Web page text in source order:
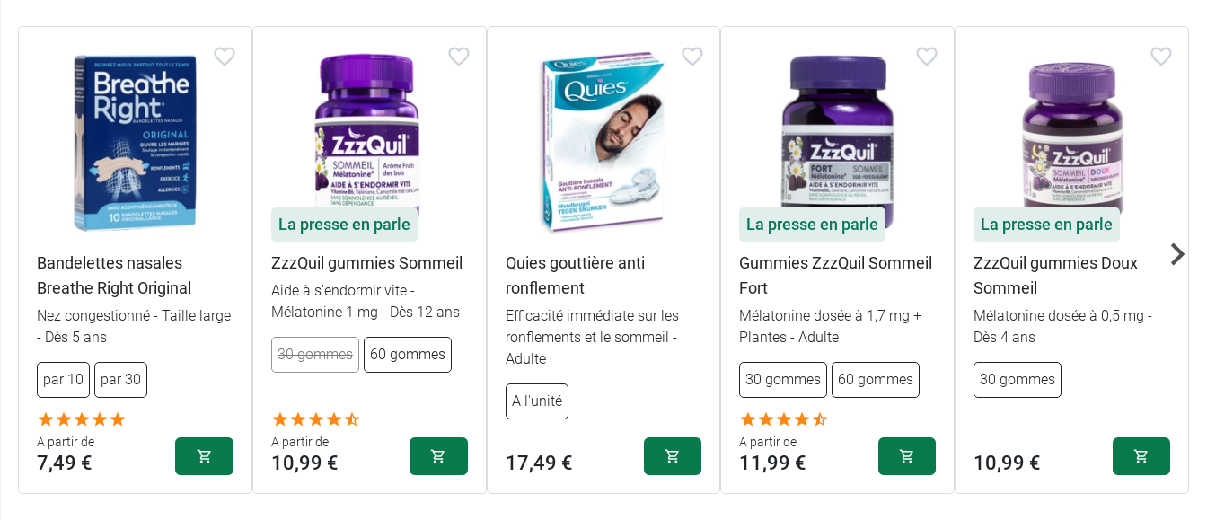
Bandelettes nasales
Breathe Right Original
Nez congestionné - Taille large
- Dès 5 ans
par 10 par 30
A partir de
7,49 €
La presse en parle
ZzzQuil gummies Sommeil
Aide à s'endormir vite -
Mélatonine 1 mg - Dès 12 ans
30 gommes 60 gommes
A partir de
10,99 €
Quies gouttière anti
ronflement
Efficacité immédiate sur les
ronflements et le sommeil -
Adulte
A l'unité
17,49 €
La presse en parle
Gummies ZzzQuil Sommeil
Fort
Mélatonine dosée à 1,7 mg +
Plantes - Adulte
30 gommes 60 gommes
A partir de
11,99 €
La presse en parle
ZzzQuil gummies Doux
Sommeil
Mélatonine dosée à 0,5 mg -
Dès 4 ans
30 gommes
10,99 €